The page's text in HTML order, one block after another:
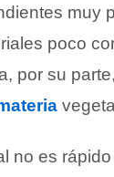
muy
poco
por su
no es